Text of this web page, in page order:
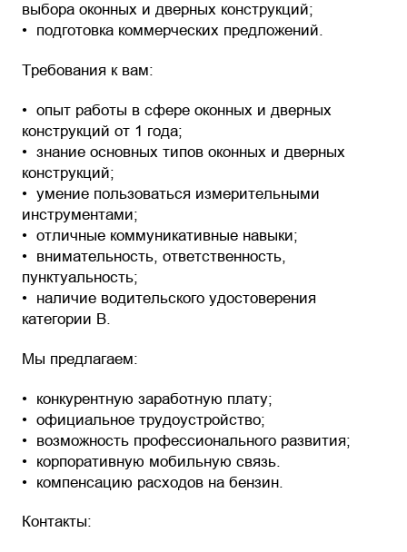
выбора оконных и дверных конструкций;
подготовка коммерческих предложений.
Требования к вам:
опыт работы в сфере оконных и дверных
конструкций от 1 года;
знание основных типов оконных и дверных
конструкций;
умение пользоваться измерительными
инструментами;
отличные коммуникативные навыки;
внимательность, ответственность,
пунктуальность;
наличие водительского удостоверения
категории B.
Мы предлагаем:
конкурентную заработную плату;
официальное трудоустройство;
возможность профессионального развития;
корпоративную мобильную связь.
компенсацию расходов на бензин.
Контакты: